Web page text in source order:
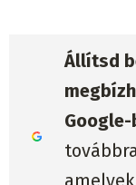
Állítsd